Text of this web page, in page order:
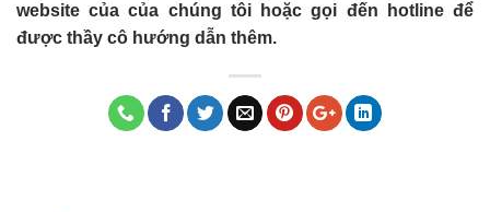
website của của chúng tôi hoặc gọi đến hotline để
được thầy cô hướng dẫn thêm.